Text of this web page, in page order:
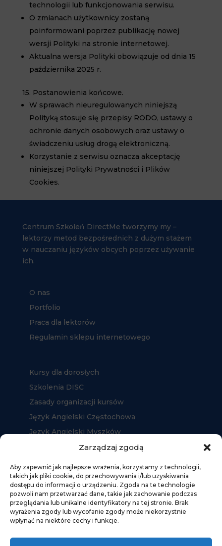
Zarządzaj zgodą
Aby zapewnić jak najlepsze wrażenia, korzystamy z technologii,
takich jak pliki cookie, do przechowywania i/lub uzyskiwania
dostępu do informacji o urządzeniu. Zgoda na te technologie
pozwoli nam przetwarzać dane, takie jak zachowanie podczas
przeglądania lub unikalne identyfikatory na tej stronie. Brak
wyrażenia zgody lub wycofanie zgody może niekorzystnie
wpłynąć na niektóre cechy i funkcje.
technologii lub funkcjonowania serwisu.
O zmianach użytkownicy zostaną
poinformowani poprzez publikację nowej
wersji Polityki na stronie internetowej.
Aktualna wersja Polityki obowiązuje od dnia 15
października 2025 r.
15. Postanowienia końcowe.
W sprawach nieuregulowanych niniejszą
Polityką stosuje się przepisy RODO, ustawy o
ochronie danych osobowych oraz ustawy o
świadczeniu usług drogą elektroniczną.
Korzystanie z serwisu oznacza akceptację
niniejszej Polityki Prywatności i Plików
Cookies.
Centrum Szkoleń DirectMe tworzymy my –
lektorzy metod bezpośrednich z dużym stażem
w nauczaniu języków obcych poprzez używanie
ich.
O nas
Portfolio
Praca dla lektorów
Regulamin sklepu internetowego
Kursy dla dorosłych
Szkolenia DISC
Zasady organizacji kursów
Język Angielski Częstochowa
Język Angielski Myszków
Język Angielski Kłobuck